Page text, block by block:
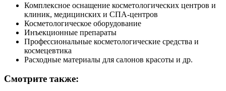
Комплексное оснащение косметологических центров и
клиник, медицинских и СПА-центров
Косметологическое оборудование
Инъекционные препараты
Профессиональные косметологические средства и
космецевтика
Расходные материалы для салонов красоты и др.
Смотрите также: